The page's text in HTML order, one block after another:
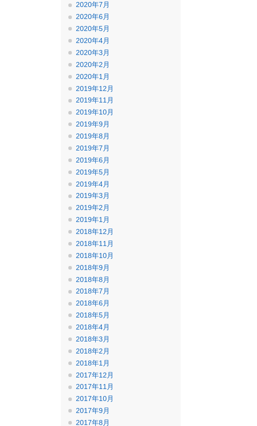
2020年7月
2020年6月
2020年5月
2020年4月
2020年3月
2020年2月
2020年1月
2019年12月
2019年11月
2019年10月
2019年9月
2019年8月
2019年7月
2019年6月
2019年5月
2019年4月
2019年3月
2019年2月
2019年1月
2018年12月
2018年11月
2018年10月
2018年9月
2018年8月
2018年7月
2018年6月
2018年5月
2018年4月
2018年3月
2018年2月
2018年1月
2017年12月
2017年11月
2017年10月
2017年9月
2017年8月